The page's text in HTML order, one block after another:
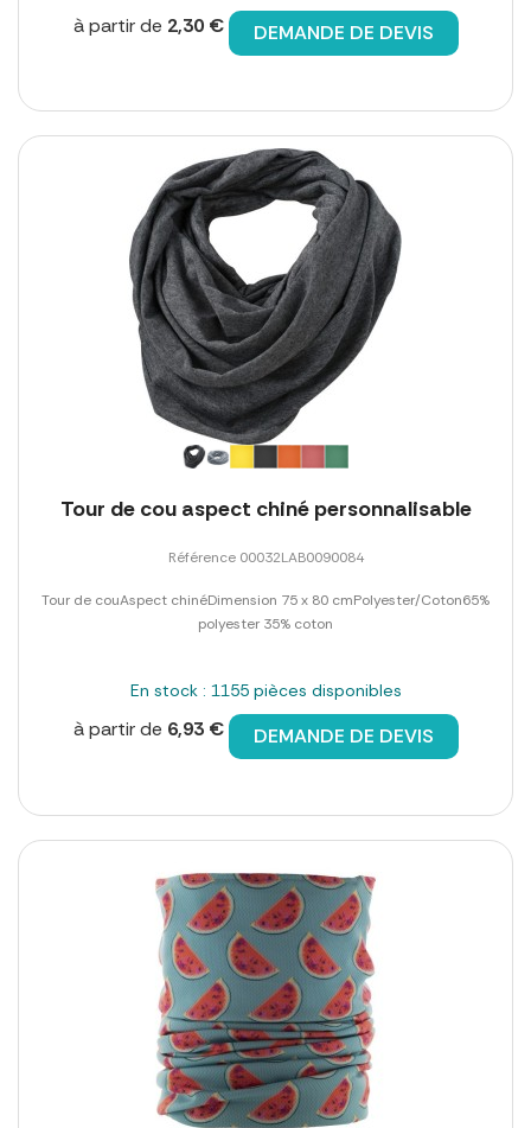
à partir de 2,30 € DEMANDE DE DEVIS
Tour de cou aspect chiné personnalisable
Référence 00032LAB0090084
Tour de couAspect chinéDimension 75 x 80 cmPolyester/Coton65%
polyester 35% coton
En stock : 1155 pièces disponibles
à partir de 6,93 € DEMANDE DE DEVIS